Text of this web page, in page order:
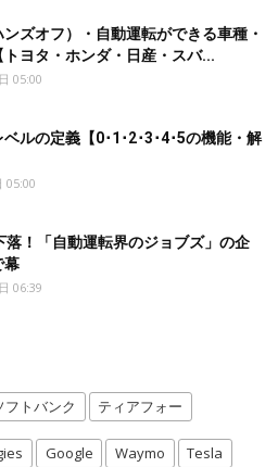
ズオフ）・自動運転ができる車種・
ヨタ・ホンダ・日産・スバ...
05:00
ベルの定義【0･1･2･3･4･5の機能・解
05:00
落！「自動運転界のジョブズ」の企
幕
06:39
フトバンク ティアフォー
Google Waymo Tesla